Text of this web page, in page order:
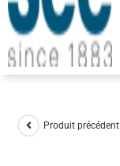
Produit précédent